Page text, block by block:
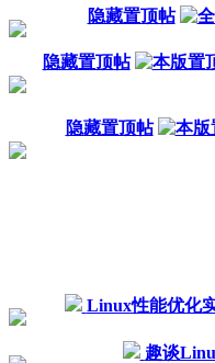
隐藏置顶帖
隐藏置顶帖
隐藏置顶帖
Linux性能优化
趣谈